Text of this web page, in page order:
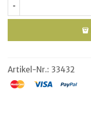
-
Artikel-Nr.: 33432